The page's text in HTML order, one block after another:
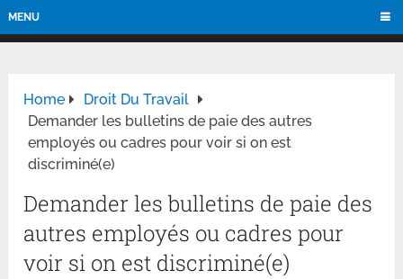
MENU
Home
Droit Du Travail
Demander les bulletins de paie des autres
employés ou cadres pour voir si on est
discriminé(e)
Demander les bulletins de paie des
autres employés ou cadres pour
voir si on est discriminé(e)